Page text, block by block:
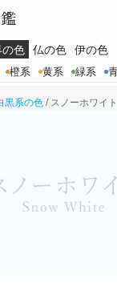
の色 仏の色 伊の色
橙系 黄系 緑系
黒系の色 /スノーホワイ